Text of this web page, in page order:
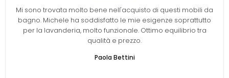
Mi sono trovata molto bene nell'acquisto di questi mobili da
bagno. Michele ha soddisfatto le mie esigenze soprattutto
per la lavanderia, molto funzionale. Ottimo equilibrio tra
qualità e prezzo.
Paola Bettini